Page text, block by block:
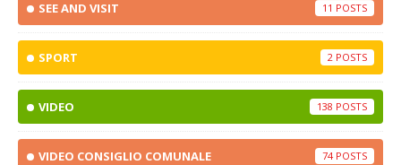
SEE AND VISIT 11
SPORT 2
VIDEO 138
VIDEO CONSIGLIO COMUNALE 74